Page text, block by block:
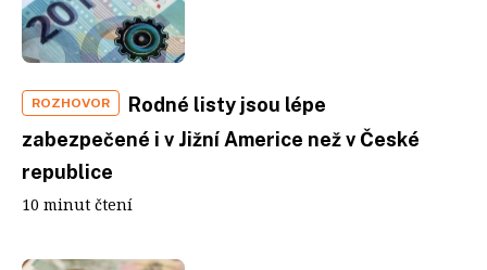
ROZHOVOR
Rodné listy jsou lépe
zabezpečené i v Jižní Americe než v České
republice
10 minut čtení